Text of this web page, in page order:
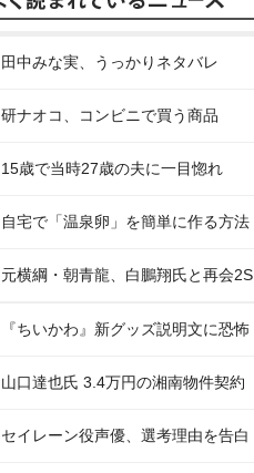
田中みな実、うっかりネタバレ
研ナオコ、コンビニで買う商品
15歳で当時27歳の夫に一目惚れ
自宅で「温泉卵」を簡単に作る方法
元横綱・朝青龍、白鵬翔氏と再会2S
『ちいかわ』新グッズ説明文に恐怖
山口達也氏 3.4万円の湘南物件契約
セイレーン役声優、選考理由を告白